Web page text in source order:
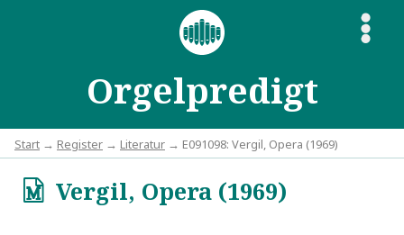
Orgelpredigt
S
Start → Register → Literatur → E091098: Vergil, Opera (1969)
qVergil, Opera (1969)